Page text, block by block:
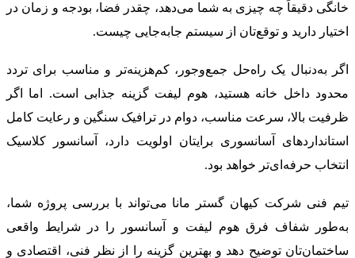
خانگی دقیقاً چه چیزی به شما می‌دهد، چقدر فضا، بودجه و زمان در
اختیار دارید و توقع‌تان از سیستم جابه‌جایی چیست.
اگر به‌دنبال یک راه‌حل جمع‌وجور، کم‌هزینه‌تر و مناسب برای تردد
محدود داخل خانه هستید، هوم لیفت گزینه جذابی است. اما اگر
ظرفیت بالا، سرعت مناسب، دوام در ترافیک سنگین و رعایت کامل
استانداردهای آسانسوری برایتان اولویت دارد، آسانسور کلاسیک
انتخاب حرفه‌ای‌تر خواهد بود.
تیم فنی شرکت کیهان گستر مانا می‌تواند با بررسی پروژه شما،
به‌طور شفاف فرق هوم لیفت و آسانسور را در شرایط واقعی
ساختمان‌تان توضیح دهد و بهترین گزینه را از نظر فنی، اقتصادی و